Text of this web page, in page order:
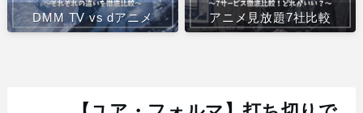
DMM TV vs dアニメ アニメ見放題7社比較